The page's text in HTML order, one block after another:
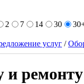
2 7 14 30
услуг /
и ремонту